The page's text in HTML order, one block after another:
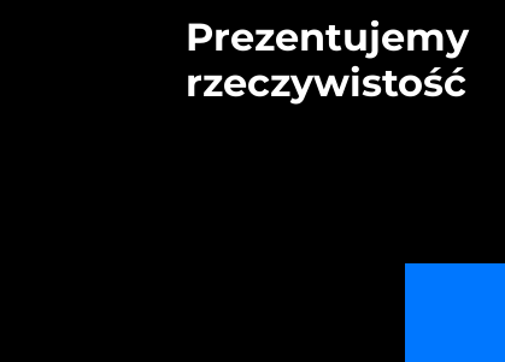
Prezentujemy
rzeczywistość